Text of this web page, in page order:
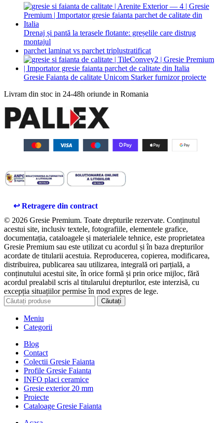
Drenaj și pantă la terasele flotante: greșelile care distrug
montajul
parchet laminat vs parchet triplustratificat
Gresie Faianta de calitate Unicom Starker furnizor proiecte
Livram din stoc in 24-48h oriunde in Romania
↩️ Retragere din contract
© 2026 Gresie Premium. Toate drepturile rezervate. Conținutul
acestui site, inclusiv textele, fotografiile, elementele grafice,
documentația, cataloagele și materialele tehnice, este proprietatea
Gresie Premium sau este utilizat cu acordul și în baza drepturilor
acordate de titularii acestuia. Reproducerea, copierea, modificarea,
distribuirea, publicarea sau utilizarea, integrală ori parțială, a
conținutului acestui site, în orice formă și prin orice mijloc, fără
acordul prealabil scris al titularului drepturilor, este interzisă, cu
excepția situațiilor permise în mod expres de lege.
Căutați
Meniu
Categorii
Blog
Contact
Colectii Gresie Faianta
Profile Gresie Faianta
INFO placi ceramice
Gresie exterior 20 mm
Proiecte
Cataloage Gresie Faianta